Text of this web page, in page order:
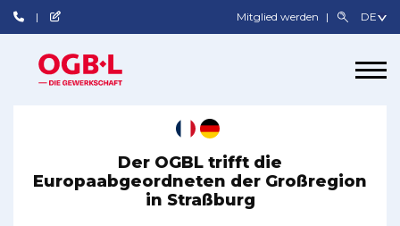
Mitglied werden
Der OGBL trifft die
Europaabgeordneten der Großregion
in Straßburg